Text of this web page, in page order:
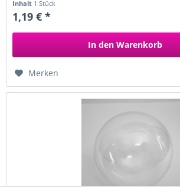
Inhalt 1 Stück
1,19 € *
In den Warenkorb
Merken